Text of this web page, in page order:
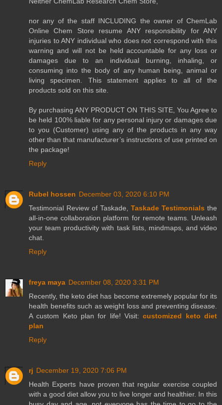
nor any of the staff INCLUDING the owner of ChemLab
Online Chem Store resume ANY responsibility for ANY
injuries to ANY individual who does not correspond with this
warning and will not be held accountable for any loss or
damages due to an individual burning, inhaling, or
consuming into the body of any human being, animal or
living specimen. This statement applies to all of the
products sold on this site.
By purchasing ANY PRODUCT ON THIS SITE, You Agree to
be held 100% liable for any personal injury or damages due
to you (Customer) using any of the products in any way
other than that manufacturer’s instructions of use printed on
the package!
Reply
Rubel hossen December 03, 2020 6:10 PM
Testimonial Review of Taskade, Taskade Testimonials the
all-in-one collaboration platform for remote teams. Unleash
your team productivity with task lists, mindmaps, and video
chat.
Reply
freya maya December 08, 2020 3:31 PM
Recently, the keto diet has become extremely popular for its
health benefits such as weight loss and preventing disease.
A custom Keto plan for life! Visit:customized keto diet
plan
Reply
rj December 19, 2020 7:06 PM
Health Experts have proven that regular exercise coupled
with a good diet allow you to live longer and healthier. In this